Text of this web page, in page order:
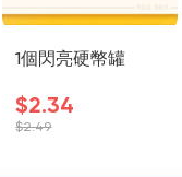
1個閃亮硬幣罐
$2.34
$2.49